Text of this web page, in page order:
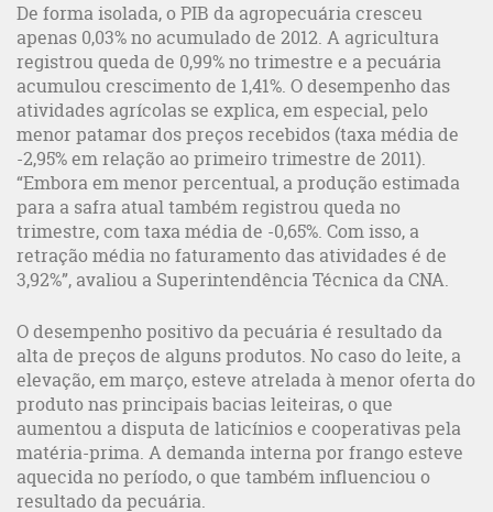
De forma isolada, o PIB da agropecuária cresceu
apenas 0,03% no acumulado de 2012. A agricultura
registrou queda de 0,99% no trimestre e a pecuária
acumulou crescimento de 1,41%. O desempenho das
atividades agrícolas se explica, em especial, pelo
menor patamar dos preços recebidos (taxa média de
-2,95% em relação ao primeiro trimestre de 2011).
“Embora em menor percentual, a produção estimada
para a safra atual também registrou queda no
trimestre, com taxa média de -0,65%. Com isso, a
retração média no faturamento das atividades é de
3,92%”, avaliou a Superintendência Técnica da CNA.
O desempenho positivo da pecuária é resultado da
alta de preços de alguns produtos. No caso do leite, a
elevação, em março, esteve atrelada à menor oferta do
produto nas principais bacias leiteiras, o que
aumentou a disputa de laticínios e cooperativas pela
matéria-prima. A demanda interna por frango esteve
aquecida no período, o que também influenciou o
resultado da pecuária.